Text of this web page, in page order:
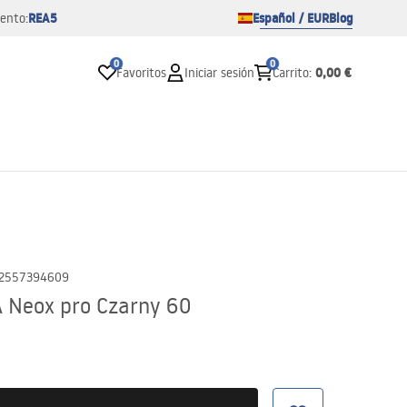
REA5 Español / EURBlog
0
Favoritos Iniciar sesión
0
Carrito: 0,00 €
Neox pro Czarny 60